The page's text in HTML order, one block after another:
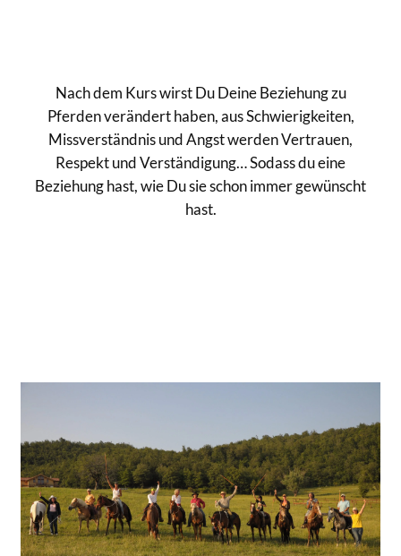
Nach dem Kurs wirst Du Deine Beziehung zu
Pferden verändert haben, aus Schwierigkeiten,
Missverständnis und Angst werden Vertrauen,
Respekt und Verständigung… Sodass du eine
Beziehung hast, wie Du sie schon immer gewünscht
hast.